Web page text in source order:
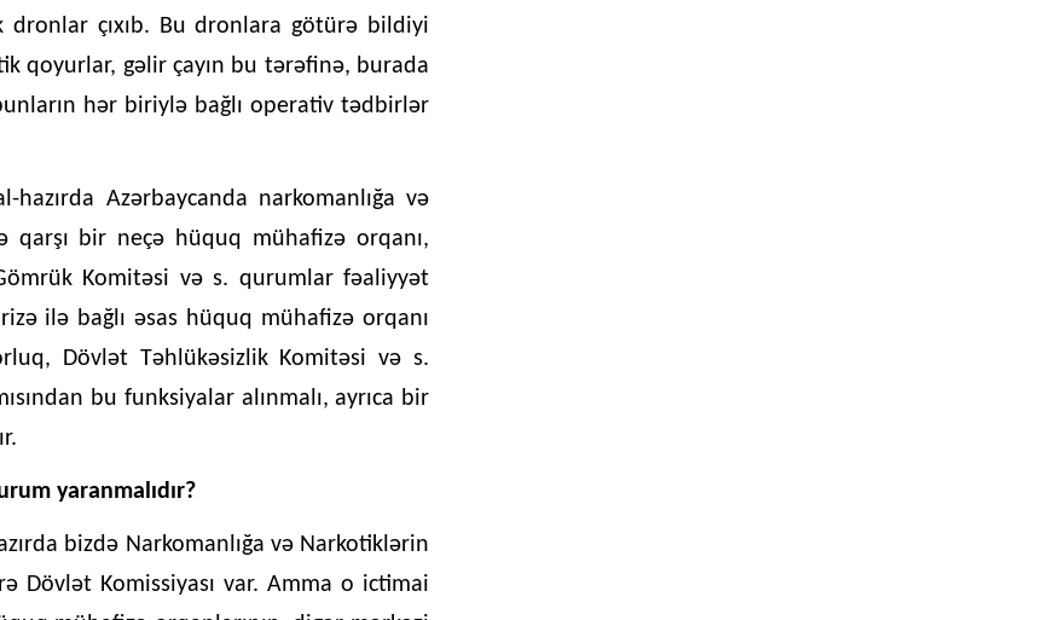
çıxıb. Bu dronlara götürə bildiyi
qoyurlar, gəlir çayın bu tərəfinə, burada
hər biriylə bağlı operativ tədbirlər
Azərbaycanda narkomanlığa və
qarşı bir neçə hüquq mühafizə orqanı,
Komitəsi və s. qurumlar fəaliyyət
ilə bağlı əsas hüquq mühafizə orqanı
Dövlət Təhlükəsizlik Komitəsi və s.
bu funksiyalar alınmalı, ayrıca bir
yaranmalıdır?
bizdə Narkomanlığa və Narkotiklərin
Dövlət Komissiyası var. Amma o ictimai